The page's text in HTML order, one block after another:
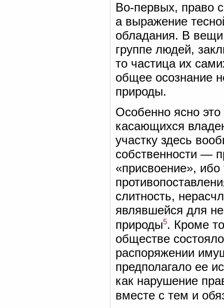
Во-первых, право
а выражение
обладания. В
группе людей,
то частица их
общее осознание
природы.
Особенно ясно
касающихся
участку здесь
собственности —
«присвоение», ибо
слитность,
являвшейся для
природы5. Кроме
обществе
распоряжении
предполагало ее
как нарушение
вместе с тем и